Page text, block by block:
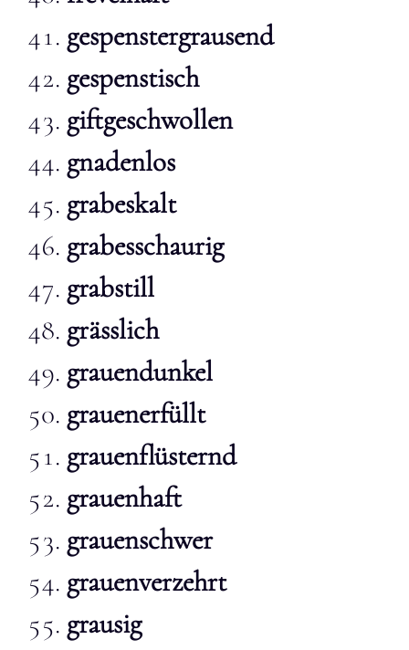
gespenstergrausend
gespenstisch
giftgeschwollen
gnadenlos
grabeskalt
grabesschaurig
grabstill
grässlich
grauendunkel
grauenerfüllt
grauenflüsternd
grauenhaft
grauenschwer
grauenverzehrt
grausig